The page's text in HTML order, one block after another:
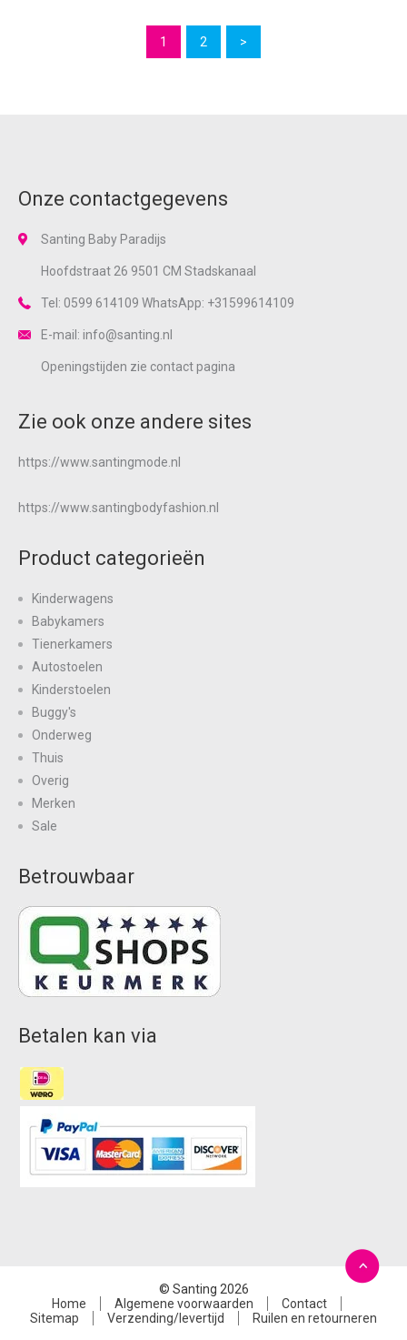
1 2 >
Onze contactgegevens
Santing Baby Paradijs
Hoofdstraat 26 9501 CM Stadskanaal
Tel: 0599 614109 WhatsApp: +31599614109
E-mail: info@santing.nl
Openingstijden zie contactpagina
Zie ook onze andere sites
https://www.santingmode.nl
https://www.santingbodyfashion.nl
Product categorieën
Kinderwagens
Babykamers
Tienerkamers
Autostoelen
Kinderstoelen
Buggy's
Onderweg
Thuis
Overig
Merken
Sale
Betrouwbaar
Betalen kan via
© Santing 2026
Home
Algemene voorwaarden
Contact
Sitemap
Verzending/levertijd Ruilen en retourneren